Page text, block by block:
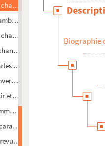
de Maldoror
du ressort
Baudelaire, 211 avenue Jean
après un enterrement
et permis de circuler
et suite
au parloir
Biographie